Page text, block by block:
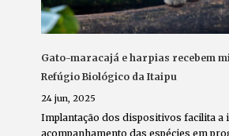
Gato-maracajá e harpias recebem
Refúgio Biológico da Itaipu
24 jun, 2025
Implantação dos dispositivos facilita a
acompanhamento das espécies em